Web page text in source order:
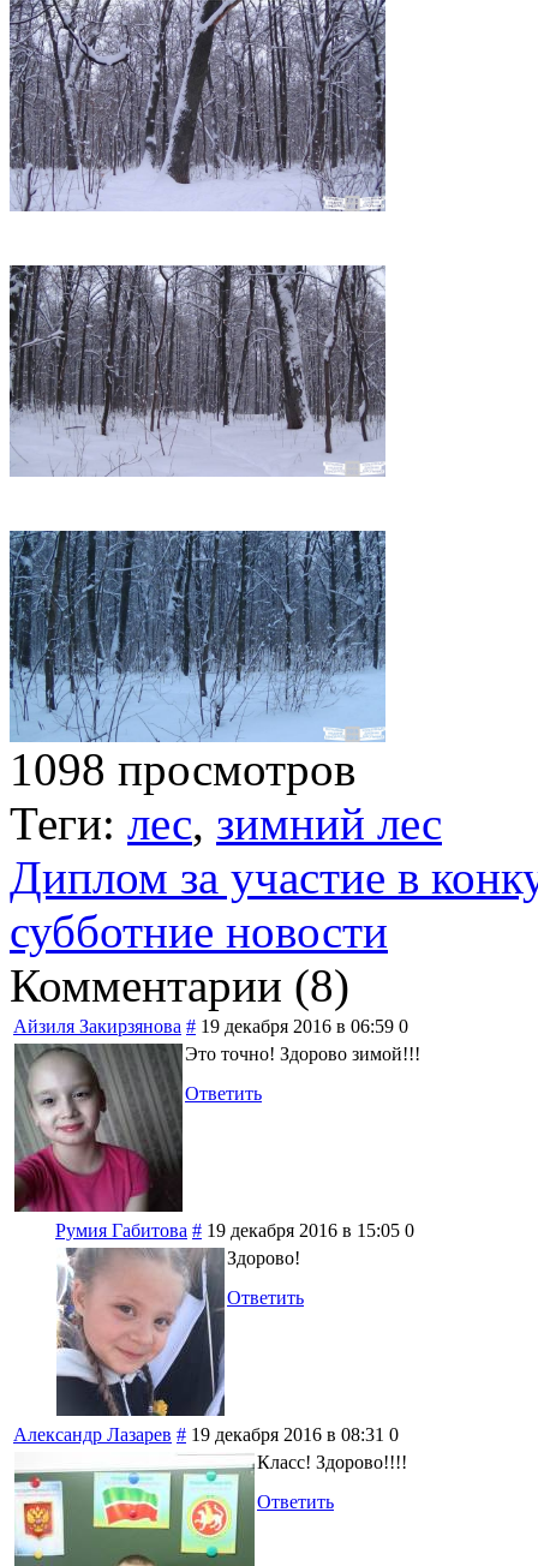
1098 просмотров
Теги: лес, зимний лес
Диплом за участие в
субботние новости
Комментарии (8)
Айзиля Закирзянова # 19 декабря 2016 в 06:59 0
Это точно! Здорово зимой!!!
Ответить
Румия Габитова # 19 декабря 2016 в 15:05 0
Здорово!
Ответить
Александр Лазарев # 19 декабря 2016 в 08:31 0
Класс! Здорово!!!!
Ответить